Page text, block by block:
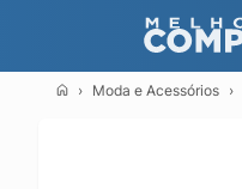
Moda e Acessórios